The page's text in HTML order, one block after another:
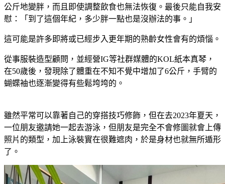
公斤地變胖，而且即使調整飲食也無法恢復。最後只能自我安
慰：「到了這個年紀，多少胖一點也是沒辦法的事。」
這可能是許多即將或已經步入更年期的熟齡女性會有的煩惱。
從事服裝造型顧問，並經營IG等社群媒體的KOL紙本真琴，
在50歲後，發現除了體重在不知不覺中增加了6公斤，手臂的
蝴蝶袖也逐漸變得有些鬆垮垮的。
雖然平常可以靠著自己的穿搭技巧修飾，但在去2023年夏天，
一位朋友邀請她一起去游泳，但朋友是完全不會修圖就會上傳
照片的類型，加上泳裝實在很難遮肉，於是身材也就無所遁形
了。